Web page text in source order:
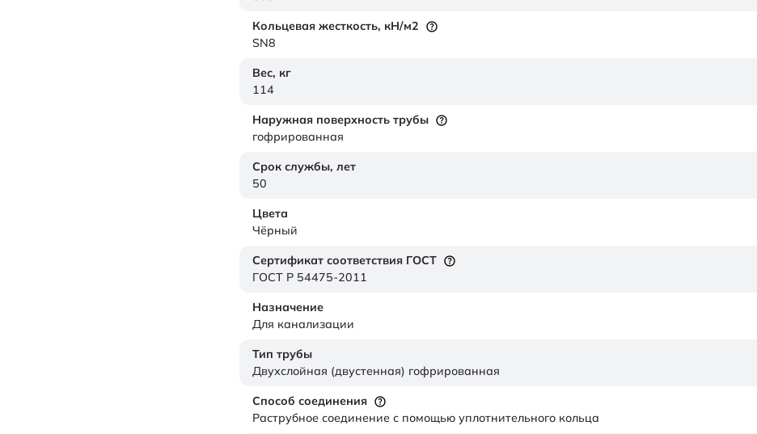
Кольцевая жесткость, кН/м2
SN8
Вес, кг
114
Наружная поверхность трубы
гофрированная
Срок службы, лет
50
Цвета
Чёрный
Сертификат соответствия ГОСТ
ГОСТ Р 54475-2011
Назначение
Для канализации
Тип трубы
Двухслойная (двустенная) гофрированная
Способ соединения
Раструбное соединение с помощью уплотнительного кольца